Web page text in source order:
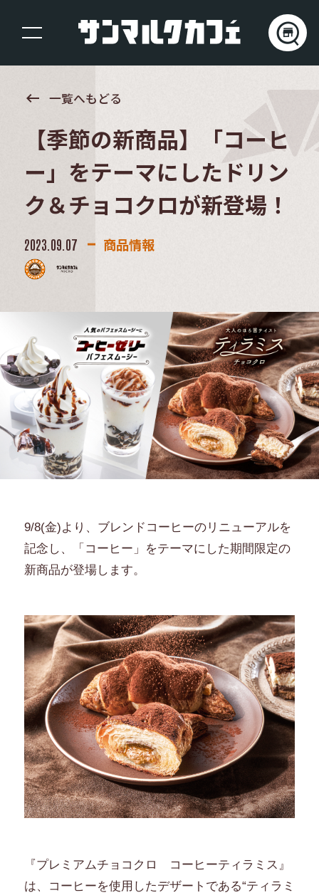
keyboard_backspace 一覧へもどる
【季節の新商品】「コーヒ
ー」をテーマにしたドリン
ク＆チョコクロが新登場！
2023.09.07 商品情報
9/8(金)より、ブレンドコーヒーのリニューアルを
記念し、「コーヒー」をテーマにした期間限定の
新商品が登場します。
『プレミアムチョコクロ コーヒーティラミス』
は、コーヒーを使用したデザートである“ティラミ